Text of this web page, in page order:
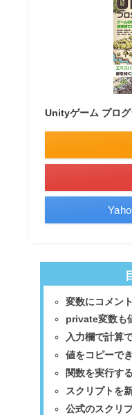
Unityゲーム プロ
変数にコメン
private変数も
入力欄で計算
値をコピーで
関数を実行す
スクリプトを
公式のスクリ